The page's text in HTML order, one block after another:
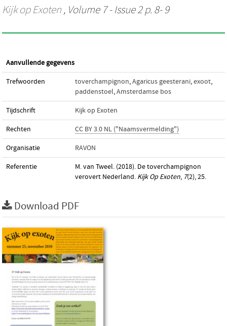
Kijk op Exoten , Volume 7 - Issue 2 p. 8- 9
Aanvullende gegevens
Trefwoorden toverchampignon,Agaricus geesterani,exoot,
paddenstoel,Amsterdamse bos
Tijdschrift Kijk op Exoten
Rechten CC BY 3.0 NL ("Naamsvermelding")
Organisatie RAVON
Referentie
M. van Tweel. (2018). De toverchampignon
verovert Nederland. Kijk Op Exoten, 7(2), 25.
Download PDF